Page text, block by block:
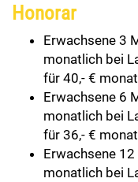
Honorar
Erwachsene 3
monatlich bei
für 40,- €
Erwachsene 6
monatlich bei
für 36,- €
Erwachsene
monatlich bei